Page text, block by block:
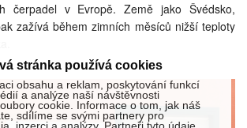
čerpadel v Evropě. Země jako Švédsko,
zažívá během zimních měsíců nižší teploty
stránka používá cookies
obsahu a reklam, poskytování funkcí
a analýze naší návštěvnosti
cookie. Informace o tom, jak náš
sdílíme se svými partnery pro